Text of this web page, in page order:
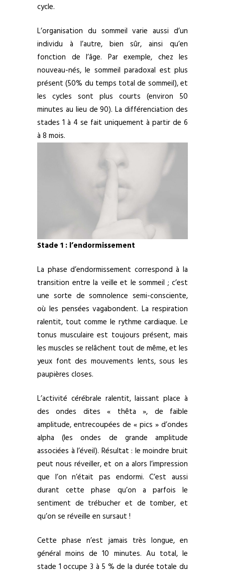
cycle.
L’organisation du sommeil varie aussi d’un
individu à l’autre, bien sûr, ainsi qu’en
fonction de l’âge. Par exemple, chez les
nouveau-nés, le sommeil paradoxal est plus
présent (50% du temps total de sommeil), et
les cycles sont plus courts (environ 50
minutes au lieu de 90). La différenciation des
stades 1 à 4 se fait uniquement à partir de 6
à 8 mois.
Stade 1 : l’endormissement
La phase d’endormissement correspond à la
transition entre la veille et le sommeil ; c’est
une sorte de somnolence semi-consciente,
où les pensées vagabondent. La respiration
ralentit, tout comme le rythme cardiaque. Le
tonus musculaire est toujours présent, mais
les muscles se relâchent tout de même, et les
yeux font des mouvements lents, sous les
paupières closes.
L’activité cérébrale ralentit, laissant place à
des ondes dites « thêta », de faible
amplitude, entrecoupées de « pics » d’ondes
alpha (les ondes de grande amplitude
associées à l’éveil). Résultat : le moindre bruit
peut nous réveiller, et on a alors l’impression
que l’on n’était pas endormi. C’est aussi
durant cette phase qu’on a parfois le
sentiment de trébucher et de tomber, et
qu’on se réveille en sursaut !
Cette phase n’est jamais très longue, en
général moins de 10 minutes. Au total, le
stade 1 occupe 3 à 5 % de la durée totale du